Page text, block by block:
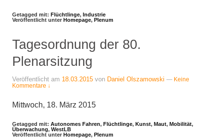
Getagged mit: Flüchtlinge, Industrie
Veröffentlicht unter Homepage, Plenum
Tagesordnung der 80.
Plenarsitzung
Veröffentlicht am 18.03.2015 von Daniel Olszamowski — Keine
Kommentare ↓
Mittwoch, 18. März 2015
Getagged mit: Autonomes Fahren, Flüchtlinge, Kunst, Maut, Mobilität,
Überwachung, WestLB
Veröffentlicht unter Homepage, Plenum